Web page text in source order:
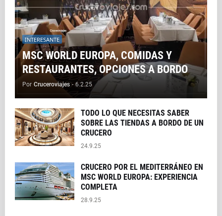
INTERESANTE
MSC WORLD EUROPA, COMIDAS Y
RESTAURANTES, OPCIONES A BORDO
Por Cruceroviajes - 6.2.25
TODO LO QUE NECESITAS SABER
SOBRE LAS TIENDAS A BORDO DE UN
CRUCERO
24.9.25
CRUCERO POR EL MEDITERRÁNEO EN
MSC WORLD EUROPA: EXPERIENCIA
COMPLETA
28.9.25